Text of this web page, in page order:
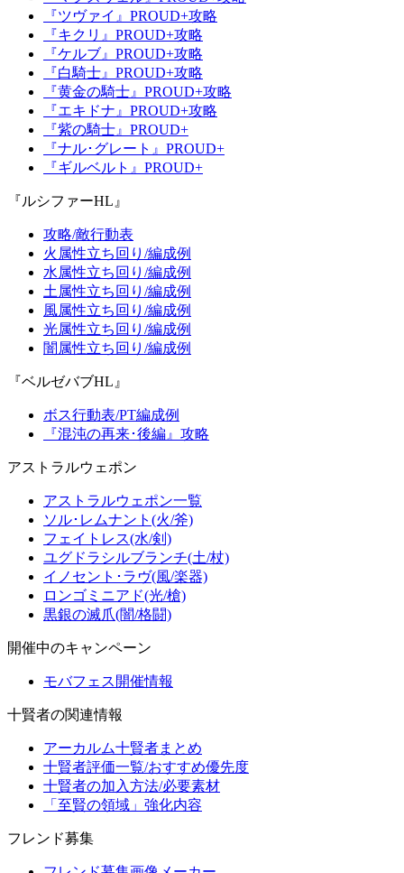
『ツヴァイ』PROUD+攻略
『キクリ』PROUD+攻略
『ケルブ』PROUD+攻略
『白騎士』PROUD+攻略
『黄金の騎士』PROUD+攻略
『エキドナ』PROUD+攻略
『紫の騎士』PROUD+
『ナル･グレート』PROUD+
『ギルベルト』PROUD+
『ルシファーHL』
攻略/敵行動表
火属性立ち回り/編成例
水属性立ち回り/編成例
土属性立ち回り/編成例
風属性立ち回り/編成例
光属性立ち回り/編成例
闇属性立ち回り/編成例
『ベルゼバブHL』
ボス行動表/PT編成例
『混沌の再来･後編』攻略
アストラルウェポン
アストラルウェポン一覧
ソル･レムナント(火/斧)
フェイトレス(水/剣)
ユグドラシルブランチ(土/杖)
イノセント･ラヴ(風/楽器)
ロンゴミニアド(光/槍)
黒銀の滅爪(闇/格闘)
開催中のキャンペーン
モバフェス開催情報
十賢者の関連情報
アーカルム十賢者まとめ
十賢者評価一覧/おすすめ優先度
十賢者の加入方法/必要素材
「至賢の領域」強化内容
フレンド募集